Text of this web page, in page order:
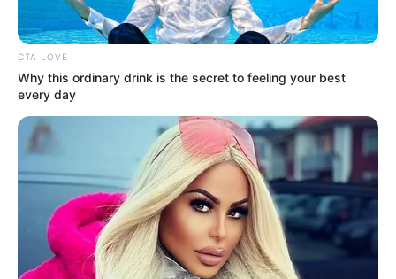
CTA LOVE
Why this ordinary drink is the secret to feeling your best
every day